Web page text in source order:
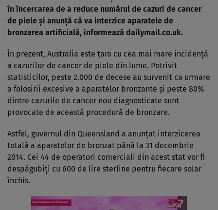
în încercarea de a reduce numărul de cazuri de cancer
de piele şi anunţă că va interzice aparatele de
bronzarea artificială, informează dailymail.co.uk.
În prezent, Australia este ţara cu cea mai mare incidenţă
a cazurilor de cancer de piele din lume. Potrivit
statisticilor, peste 2.000 de decese au survenit ca urmare
a folosirii excesive a aparatelor bronzante şi peste 80%
dintre cazurile de cancer nou diagnosticate sunt
provocate de această procedură de bronzare.
Astfel, guvernul din Queensland a anunţat interzicerea
totală a aparatelor de bronzat până la 31 decembrie
2014. Cei 44 de operatori comerciali din acest stat vor fi
despăgubiţi cu 600 de lire sterline pentru fiecare solar
închis.